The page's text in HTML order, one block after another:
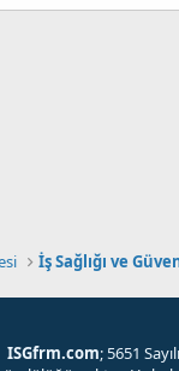
İş Sağlığı ve
ISGfrm.com; 5651